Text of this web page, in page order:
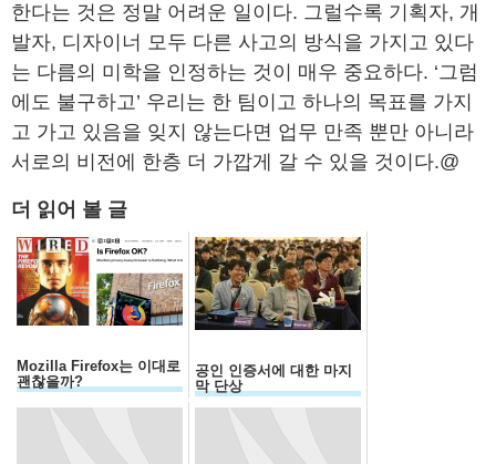
한다는 것은 정말 어려운 일이다. 그럴수록 기획자, 개
발자, 디자이너 모두 다른 사고의 방식을 가지고 있다
는 다름의 미학을 인정하는 것이 매우 중요하다. ‘그럼
에도 불구하고’ 우리는 한 팀이고 하나의 목표를 가지
고 가고 있음을 잊지 않는다면 업무 만족 뿐만 아니라
서로의 비전에 한층 더 가깝게 갈 수 있을 것이다.@
더 읽어 볼 글
Mozilla Firefox는 이대로
괜찮을까?
공인 인증서에 대한 마지
막 단상